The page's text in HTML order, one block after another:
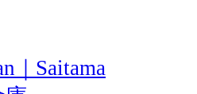
｜Saitama